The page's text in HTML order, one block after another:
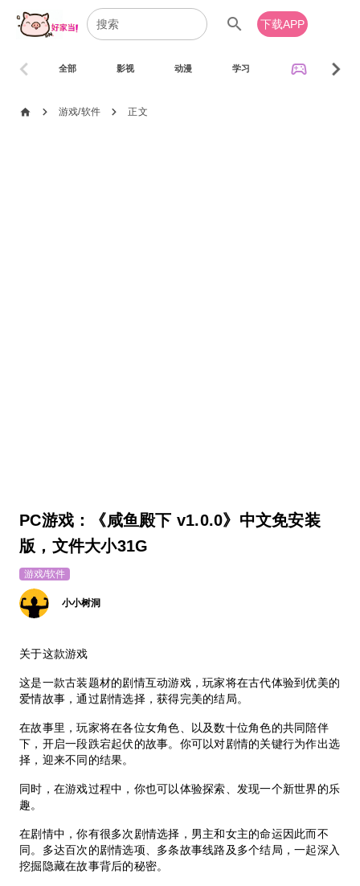
search 下载APP
全部 影视 动漫 学习 sports_esports
chevron_left chevron_right
home chevron_right 游戏/软件 chevron_right 正文
PC游戏：《咸鱼殿下 v1.0.0》中文免安装
版，文件大小31G
游戏/软件
小小树洞
关于这款游戏
这是一款古装题材的剧情互动游戏，玩家将在古代体验到优美的
爱情故事，通过剧情选择，获得完美的结局。
在故事里，玩家将在各位女角色、以及数十位角色的共同陪伴
下，开启一段跌宕起伏的故事。你可以对剧情的关键行为作出选
择，迎来不同的结果。
同时，在游戏过程中，你也可以体验探索、发现一个新世界的乐
趣。
在剧情中，你有很多次剧情选择，男主和女主的命运因此而不
同。多达百次的剧情选项、多条故事线路及多个结局，一起深入
挖掘隐藏在故事背后的秘密。